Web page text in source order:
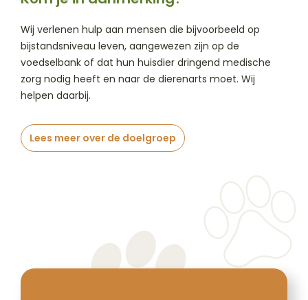
Wij verlenen hulp aan mensen die bijvoorbeeld op
bijstandsniveau leven, aangewezen zijn op de
voedselbank of dat hun huisdier dringend medische
zorg nodig heeft en naar de dierenarts moet. Wij
helpen daarbij.
Lees meer over de doelgroep